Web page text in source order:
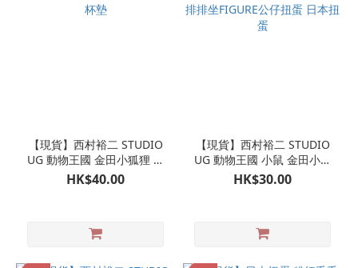
【現貨】西村裕二 STUDIO
UG 動物王國 金田小狐狸 橡
膠杯墊
HK$40.00
【現貨】西村裕二 STUDIO
UG 動物王國 小鼠 金田小狐
狸 排排坐FIGURE公仔扭蛋
日本扭蛋
HK$30.00